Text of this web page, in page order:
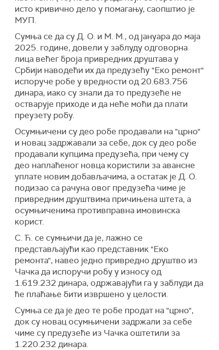
исто кривично дело у помагању, саопштио је
МУП.
Сумња се да су Д. О. и М. М., од јануара до маја
2025. године, довели у заблуду одговорна
лица већег броја привредних друштава у
Србији наводећи их да предузећу "Еко ремонт"
испоруче робе у вредности од 20.683.756
динара, иако су знали да то предузеће не
остварује приходе и да неће моћи да плати
преузету робу.
Осумњичени су део робе продавали на "црно"
и новац задржавали за себе, док су део робе
продавали купцима предузећа, при чему су
део наплаћеног новца користили за авансне
уплате новим добављачима, а остатак је Д. О.
подизао са рачуна овог предузећа чиме је
привредним друштвима причињена штета, а
осумњиченима противправна имовинска
корист.
С. Ћ. се сумњичи да је, лажно се
представљајући као представник "Еко
ремонта", навео једно привредно друштво из
Чачка да испоручи робу у износу од
1.619.232 динара, одржавајући га у заблуди да
ће плаћање бити извршено у целости.
Сумња се да је део те робе продат на "црно",
док су новац осумњичени задржали за себе
чиме су предузеће из Чачка оштетили за
1.220.232 динара.